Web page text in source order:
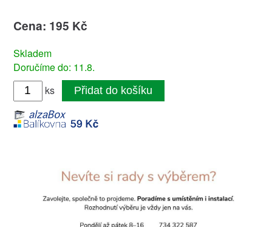
Cena: 195 Kč
Skladem
Doručíme do: 11.8.
ks
Přidat do košíku